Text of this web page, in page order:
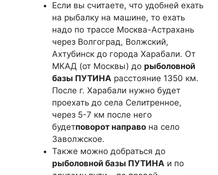
Если вы считаете, что удобней ехать
на рыбалку на машине, то ехать
надо по трассе Москва-Астрахань
через Волгоград, Волжский,
Ахтубинск до города Харабали. От
МКАД (от Москвы) до рыболовной
базы ПУТИНАрасстояние 1350 км.
После г. Харабали нужно будет
проехать до села Селитренное,
через 5-7 км после него
будетповорот направона село
Заволжское.
Также можно добраться до
рыболовной базы ПУТИНАи по